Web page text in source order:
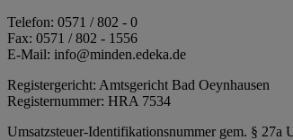
Telefon: 0571 / 802 - 0
Fax: 0571 / 802 - 1556
E-Mail: info@minden.edeka.de
Registergericht: Amtsgericht Bad Oeynhausen
Registernummer: HRA 7534
Umsatzsteuer-Identifikationsnummer gem. § 27a